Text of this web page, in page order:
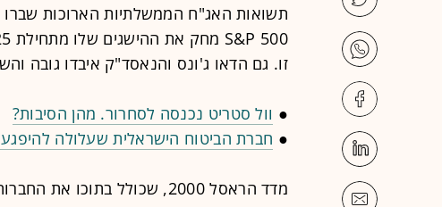
תשואות האג"ח הממשלתיות הארוכות
זו. גם הדאו ג'ונס והנאסד"ק איבדו גובה והשילו מעל
● וול סטריט נכנסה לסחרור. מהן הסיבות?
● חברת הביטוח הישראלית שעלולה